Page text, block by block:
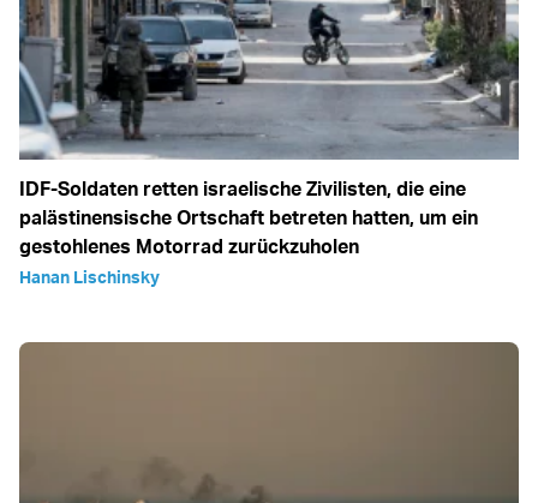
IDF-Soldaten retten israelische Zivilisten, die eine
palästinensische Ortschaft betreten hatten, um ein
gestohlenes Motorrad zurückzuholen
Hanan Lischinsky